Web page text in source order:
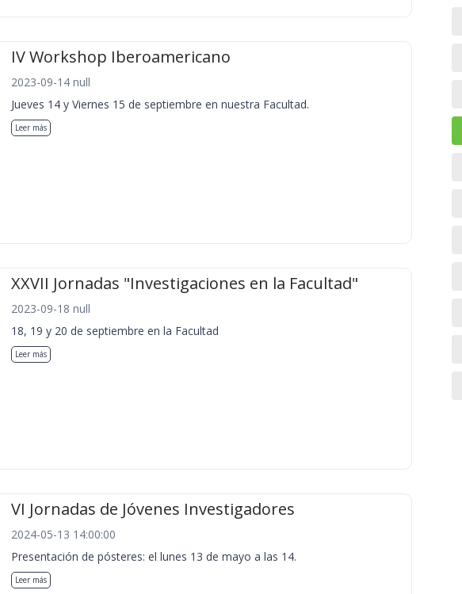
IV Workshop Iberoamericano
2023-09-14 null
Jueves 14 y Viernes 15 de septiembre en nuestra Facultad.
Leer más
XXVII Jornadas "Investigaciones en la Facultad"
2023-09-18 null
18, 19 y 20 de septiembre en la Facultad
Leer más
VI Jornadas de Jóvenes Investigadores
2024-05-13 14:00:00
Presentación de pósteres: el lunes 13 de mayo a las 14.
Leer más